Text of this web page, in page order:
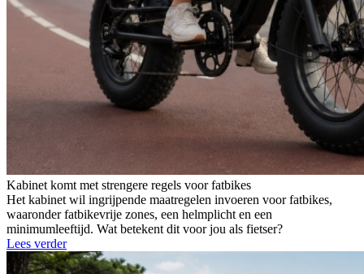
Kabinet komt met strengere regels voor fatbikes
Het kabinet wil ingrijpende maatregelen invoeren voor fatbikes,
waaronder fatbikevrije zones, een helmplicht en een
minimumleeftijd. Wat betekent dit voor jou als fietser?
Lees verder